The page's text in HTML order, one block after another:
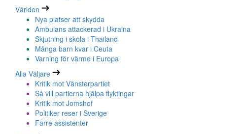
Världen
Nya platser att skydda
Ambulans attackerad i Ukraina
Skjutning i skola i Thailand
Många barn kvar i Ceuta
Varning för värme i Europa
Alla Väljare
Kritik mot Vänsterpartiet
Så vill partierna hjälpa flyktingar
Kritik mot Jomshof
Politiker reser i Sverige
Färre assistenter